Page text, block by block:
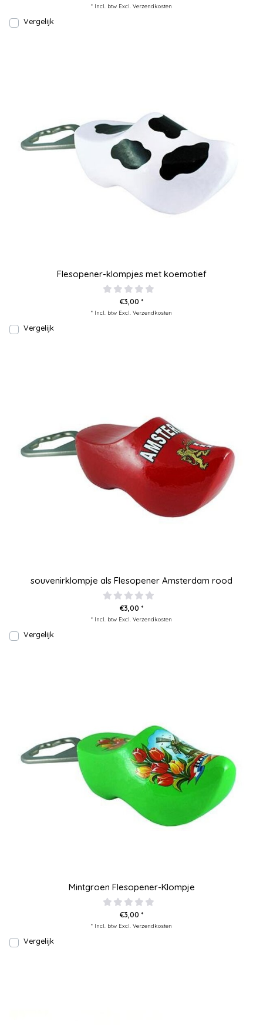
* Incl. btw Excl. Verzendkosten
Vergelijk
Flesopener-klompjes met koemotief
€3,00 *
* Incl. btw Excl. Verzendkosten
Vergelijk
souvenirklompje als Flesopener Amsterdam rood
€3,00 *
* Incl. btw Excl. Verzendkosten
Vergelijk
Mintgroen Flesopener-Klompje
€3,00 *
* Incl. btw Excl. Verzendkosten
Vergelijk